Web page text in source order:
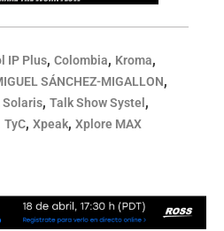
IP Plus, Colombia, Kroma,
SÁNCHEZ-MIGALLON,
Solaris, Talk Show Systel ,
TyC, Xpeak, Xplore MAX